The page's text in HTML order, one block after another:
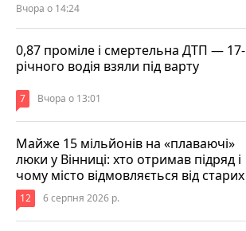
Вчора о 14:24
0,87 проміле і смертельна ДТП — 17-
річного водія взяли під варту
7 Вчора о 13:01
Майже 15 мільйонів на «плаваючі»
люки у Вінниці: хто отримав підряд і
чому місто відмовляється від старих
12 6 серпня 2026 р.